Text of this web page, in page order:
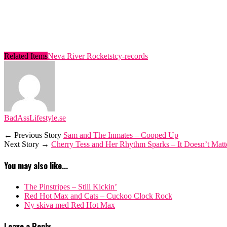
Related ItemsNeva River Rocketstcy-records
BadAssLifestyle.se
← Previous Story Sam and The Inmates – Cooped Up
Next Story → Cherry Tess and Her Rhythm Sparks – It Doesn’t
You may also like...
The Pinstripes – Still Kickin’
Red Hot Max and Cats – Cuckoo Clock Rock
Ny skiva med Red Hot Max